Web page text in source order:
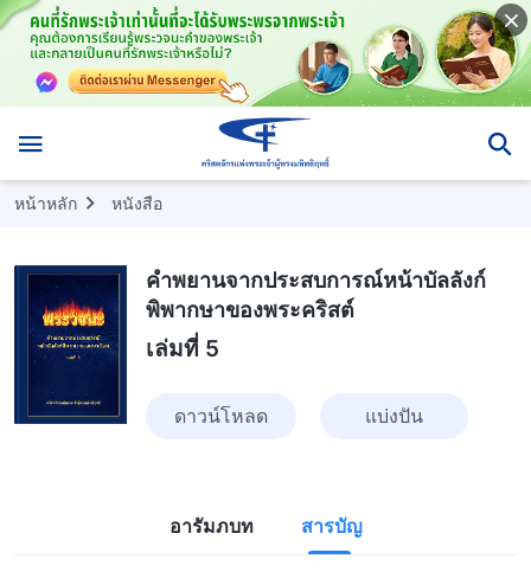
หน้าหลัก หนังสือ
คำพยานจากประสบการณ์หน้าบัลลังก์
พิพากษาของพระคริสต์
เล่มที่ 5
ดาวน์โหลด แบ่งปัน
อารัมภบท สารบัญ